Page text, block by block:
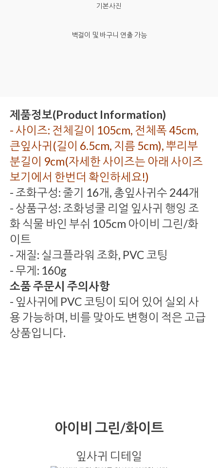
벽걸이 및 바구니 연출 가능
제품정보(Product Information)
- 사이즈: 전체길이 105cm, 전체폭 45cm,
큰잎사귀(길이 6.5cm, 지름 5cm), 뿌리부
분길이 9cm(자세한 사이즈는 아래 사이즈
보기에서 한번더 확인하세요!)
- 조화구성: 줄기 16개, 총잎사귀수 244개
- 상품구성: 조화넝쿨 리얼 잎사귀 행잉 조
화 식물 바인 부쉬 105cm 아이비 그린/화
이트
- 재질: 실크플라워 조화, PVC 코팅
- 무게: 160g
소품 주문시 주의사항
- 잎사귀에 PVC 코팅이 되어 있어 실외 사
용 가능하며, 비를 맞아도 변형이 적은 고급
상품입니다.
아이비 그린/화이트
잎사귀 디테일